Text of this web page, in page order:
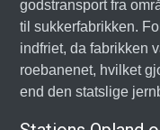
godstransport fra
til sukkerfabrikken.
indfriet, da fabrikken
roebanenet, hvilket
end den statslige